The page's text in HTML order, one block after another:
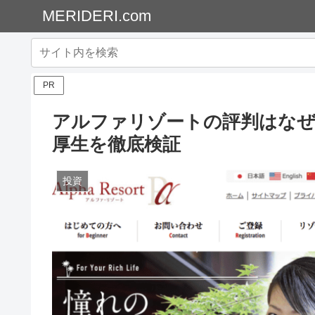
MERIDERI.com
PR
アルファリゾートの評判はな
厚生を徹底検証
投資